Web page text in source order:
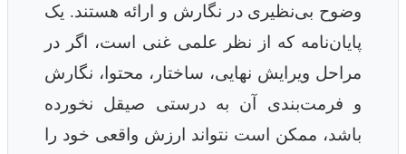
وضوح بی‌نظیری در نگارش و ارائه هستند. یک
پایان‌نامه که از نظر علمی غنی است، اگر در
مراحل ویرایش نهایی، ساختار، محتوا، نگارش
و فرمت‌بندی آن به درستی صیقل نخورده
باشد، ممکن است نتواند ارزش واقعی خود را